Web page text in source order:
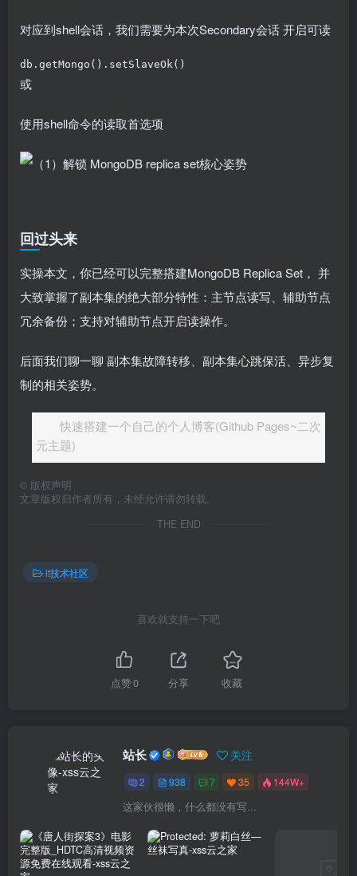
对应到shell会话，我们需要为本次Secondary会话 开启可读
db.getMongo().setSlaveOk()
或
使用shell命令的读取首选项
回过头来
实操本文，你已经可以完整搭建MongoDB Replica Set， 并
大致掌握了副本集的绝大部分特性：主节点读写、辅助节点
冗余备份；支持对辅助节点开启读操作。
后面我们聊一聊 副本集故障转移、副本集心跳保活、异步复
制的相关姿势。
快速搭建一个自己的个人博客(Github Pages~二次
元主题)
© 版权声明
文章版权归作者所有，未经允许请勿转载。
THE END
it技术社区
喜欢就支持一下吧
点赞0 分享 收藏
站长 关注
2 938 7 35 144W+
这家伙很懒，什么都没有写...